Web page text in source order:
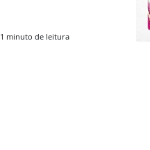
1 minuto de leitura